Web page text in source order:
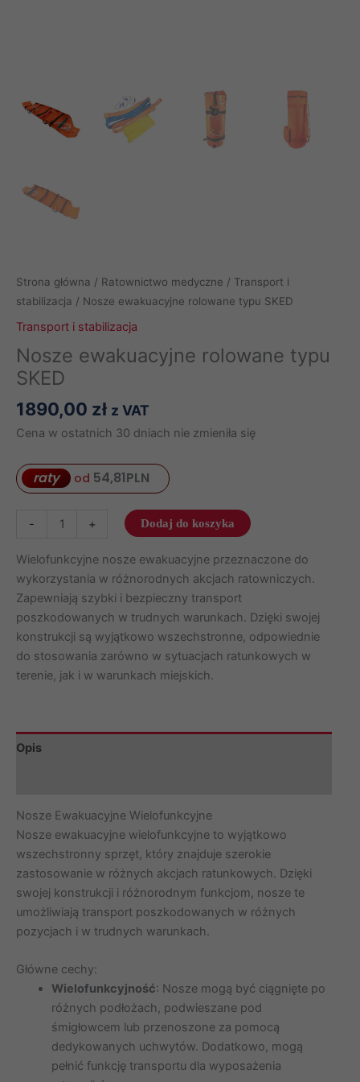
Strona główna / Ratownictwo medyczne / Transport i
stabilizacja / Nosze ewakuacyjne rolowane typu SKED
Transport i stabilizacja
Nosze ewakuacyjne rolowane typu
SKED
1890,00 zł z VAT
Cena w ostatnich 30 dniach nie zmieniła się
raty od 54,81PLN
-
ewakuacyjne
rolowane
typu
SKED
+ Dodaj do koszyka
Wielofunkcyjne nosze ewakuacyjne przeznaczone do
wykorzystania w różnorodnych akcjach ratowniczych.
Zapewniają szybki i bezpieczny transport
poszkodowanych w trudnych warunkach. Dzięki swojej
konstrukcji są wyjątkowo wszechstronne, odpowiednie
do stosowania zarówno w sytuacjach ratunkowych w
terenie, jak i w warunkach miejskich.
Opis
Nosze Ewakuacyjne Wielofunkcyjne
Nosze ewakuacyjne wielofunkcyjne to wyjątkowo
wszechstronny sprzęt, który znajduje szerokie
zastosowanie w różnych akcjach ratunkowych. Dzięki
swojej konstrukcji i różnorodnym funkcjom, nosze te
umożliwiają transport poszkodowanych w różnych
pozycjach i w trudnych warunkach.
Główne cechy:
Wielofunkcyjność: Nosze mogą być ciągnięte po
różnych podłożach, podwieszane pod
śmigłowcem lub przenoszone za pomocą
dedykowanych uchwytów. Dodatkowo, mogą
pełnić funkcję transportu dla wyposażenia